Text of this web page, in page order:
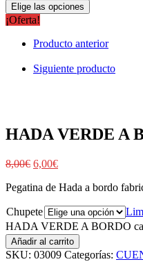
Elige las opciones
¡Oferta!
Producto anterior
Siguiente producto
HADA VERDE A
8,00€ 6,00€
Pegatina de Hada a bordo
Chupete
HADA VERDE A BORDO
Añadir al carrito
SKU: 03009 Categorías: